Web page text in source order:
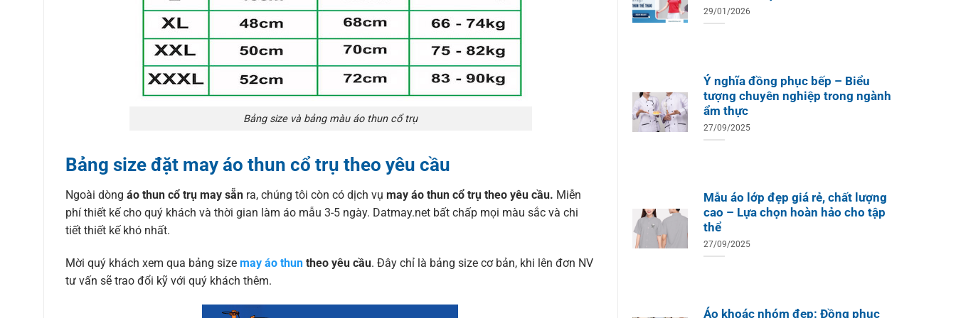
Bảng size và bảng màu áo thun cổ trụ
Bảng size đặt may áo thun cổ trụ theo yêu cầu
Ngoài dòng áo thun cổ trụ may sẵnra, chúng tôi còn có dịch vụ may áo thun cổ trụ theo yêu cầu. Miễn
phí thiết kế cho quý khách và thời gian làm áo mẫu 3-5 ngày. Datmay.net bất chấp mọi màu sắc và chi
tiết thiết kế khó nhất.
Mời quý khách xem qua bảng size may áo thuntheo yêu cầu. Đây chỉ là bảng size cơ bản, khi lên đơn NV
tư vấn sẽ trao đổi kỹ với quý khách thêm.
29/01/2026
Ý nghĩa đồng phục bếp – Biểu
tượng chuyên nghiệp trong ngành
ẩm thực
27/09/2025
Mẫu áo lớp đẹp giá rẻ, chất lượng
cao – Lựa chọn hoàn hảo cho tập
thể
27/09/2025
Áo khoác nhóm đẹp: Đồng phục